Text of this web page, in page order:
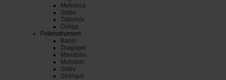
Melodica
Stativ
Tillbehör
Övriga
Folkinstrument
Banjo
Dragspel
Mandolin
Munspel
Stativ
Strängar